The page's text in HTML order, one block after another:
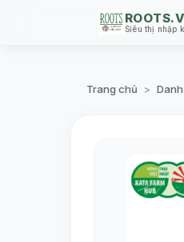
Siêu thị nhập
Trang chủ >